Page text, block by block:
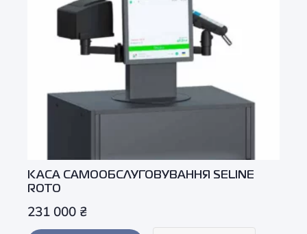
КАСА САМООБСЛУГОВУВАННЯ SELINE
ROTO
231 000 ₴